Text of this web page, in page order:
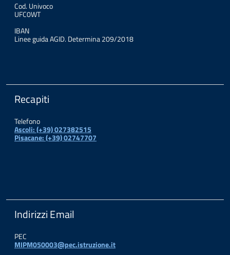
Cod. Univoco
UFC0WT
IBAN
Linee guida AGID. Determina 209/2018
Recapiti
Telefono
Ascoli: (+39) 027382515
Pisacane: (+39) 02747707
Indirizzi Email
PEC
MIPM050003@pec.istruzione.it